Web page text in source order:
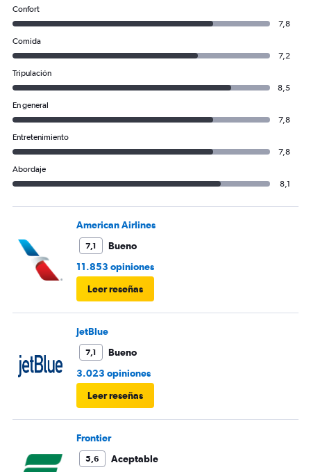
Confort
7,8
Comida
7,2
Tripulación
8,5
En general
7,8
Entretenimiento
7,8
Abordaje
8,1
American Airlines
7,1
Bueno
11.853 opiniones
Leer reseñas
JetBlue
7,1
Bueno
3.023 opiniones
Leer reseñas
Frontier
5,6 Aceptable